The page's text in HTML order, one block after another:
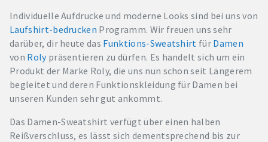
Individuelle Aufdrucke und moderne Looks sind bei uns von
Laufshirt-bedrucken Programm. Wir freuen uns sehr
darüber, dir heute das Funktions-Sweatshirt für Damen
von Rolypräsentieren zu dürfen. Es handelt sich um ein
Produkt der Marke Roly, die uns nun schon seit Längerem
begleitet und deren Funktionskleidung für Damen bei
unseren Kunden sehr gut ankommt.
Das Damen-Sweatshirt verfügt über einen halben
Reißverschluss, es lässt sich dementsprechend bis zur